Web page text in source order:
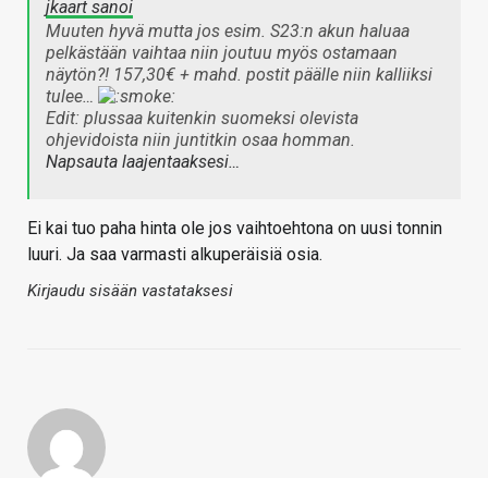
jkaart sanoi
Muuten hyvä mutta jos esim. S23:n akun haluaa
pelkästään vaihtaa niin joutuu myös ostamaan
näytön?! 157,30€ + mahd. postit päälle niin kalliiksi
tulee…
Edit: plussaa kuitenkin suomeksi olevista
ohjevidoista niin juntitkin osaa homman.
Napsauta laajentaaksesi…
Ei kai tuo paha hinta ole jos vaihtoehtona on uusi tonnin
luuri. Ja saa varmasti alkuperäisiä osia.
Kirjaudu sisään vastataksesi